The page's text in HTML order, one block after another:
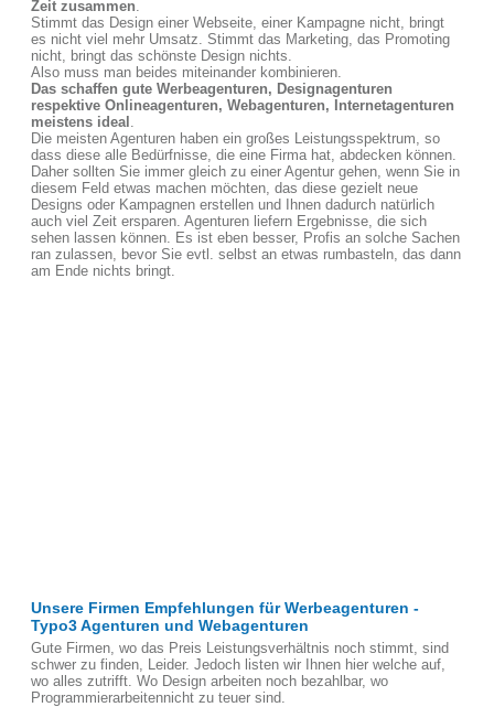
Zeit zusammen.
Stimmt das Design einer Webseite, einer Kampagne nicht, bringt
es nicht viel mehr Umsatz. Stimmt das Marketing, das Promoting
nicht, bringt das schönste Design nichts.
Also muss man beides miteinander kombinieren.
Das schaffen gute Werbeagenturen, Designagenturen
respektive Onlineagenturen, Webagenturen, Internetagenturen
meistens ideal .
Die meisten Agenturen haben ein großes Leistungsspektrum, so
dass diese alle Bedürfnisse, die eine Firma hat, abdecken können.
Daher sollten Sie immer gleich zu einer Agentur gehen, wenn Sie in
diesem Feld etwas machen möchten, das diese gezielt neue
Designs oder Kampagnen erstellen und Ihnen dadurch natürlich
auch viel Zeit ersparen. Agenturen liefern Ergebnisse, die sich
sehen lassen können. Es ist eben besser, Profis an solche Sachen
ran zulassen, bevor Sie evtl. selbst an etwas rumbasteln, das dann
am Ende nichts bringt.
Unsere Firmen Empfehlungen für Werbeagenturen -
Typo3 Agenturen und Webagenturen
Gute Firmen, wo das Preis Leistungsverhältnis noch stimmt, sind
schwer zu finden, Leider. Jedoch listen wir Ihnen hier welche auf,
wo alles zutrifft. Wo Design arbeiten noch bezahlbar, wo
Programmierarbeitennicht zu teuer sind.